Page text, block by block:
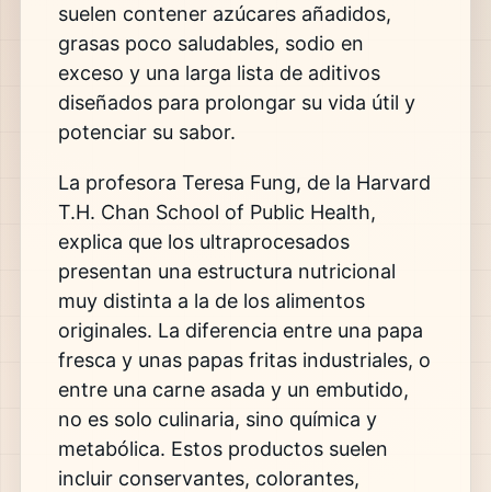
suelen contener azúcares añadidos,
grasas poco saludables, sodio en
exceso y una larga lista de aditivos
diseñados para prolongar su vida útil y
potenciar su sabor.
La profesora Teresa Fung, de la Harvard
T.H. Chan School of Public Health,
explica que los ultraprocesados
presentan una estructura nutricional
muy distinta a la de los alimentos
originales. La diferencia entre una papa
fresca y unas papas fritas industriales, o
entre una carne asada y un embutido,
no es solo culinaria, sino química y
metabólica. Estos productos suelen
incluir conservantes, colorantes,